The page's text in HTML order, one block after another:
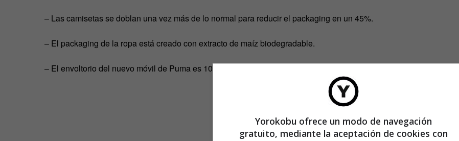
– Las camisetas se doblan una vez más de lo normal para reducir el packaging en un 45%.
– El packaging de la ropa está creado con extracto de maíz biodegradable.
– El envoltorio del nuevo móvil de Puma es 100% reciclable.
Yorokobu ofrece un modo de navegación
gratuito, mediante la aceptación de cookies con